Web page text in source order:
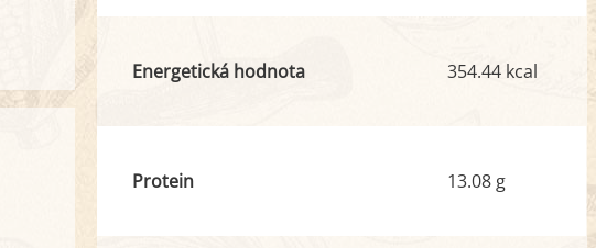
Energetická hodnota 354.44 kcal
Protein 13.08 g